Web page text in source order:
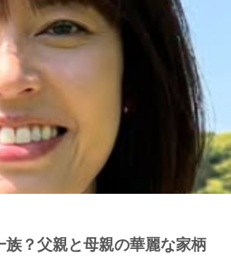
？父親と母親の華麗な家柄